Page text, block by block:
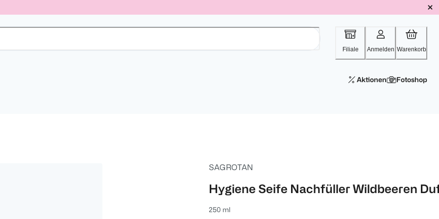
Filiale Anmelden Warenkorb
Aktionen Fotoshop
SAGROTAN
Hygiene Seife Nachfüller Wildbeeren
250 ml